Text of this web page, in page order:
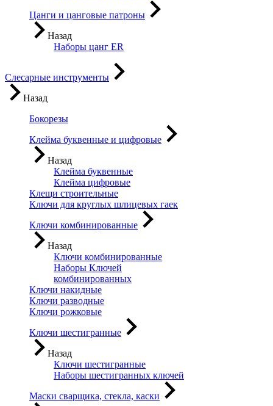
Цанги и цанговые патроны
Назад
Наборы цанг ER
Слесарные инструменты
Назад
Бокорезы
Клейма буквенные и цифровые
Назад
Клейма буквенные
Клейма цифровые
Клещи строительные
Ключи для круглых шлицевых гаек
Ключи комбинированные
Назад
Ключи комбинированные
Наборы Ключей
комбинированных
Ключи накидные
Ключи разводные
Ключи рожковые
Ключи шестигранные
Назад
Ключи шестигранные
Наборы шестигранных ключей
Маски сварщика, стекла, каски